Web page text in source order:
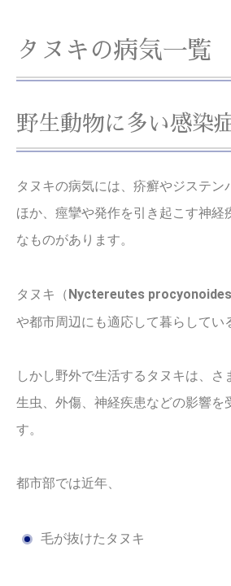
タヌキの病気一覧
野生動物に多い感染
タヌキの病気には、疥癬やジステン
ほか、痙攣や発作を引き起こす神経
なものがあります。
タヌキ（Nyctereutes procyonoides
や都市周辺にも適応して暮らしてい
しかし野外で生活するタヌキは、さ
生虫、外傷、神経疾患などの影響を
す。
都市部では近年、
毛が抜けたタヌキ